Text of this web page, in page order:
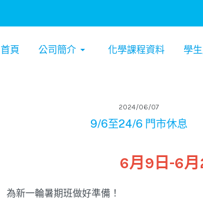
首頁 公司簡介 化學課程資料 學
2024/06/07
9/6至24/6 門市休息
6月9日-6
為新一輪暑期班做好準備！